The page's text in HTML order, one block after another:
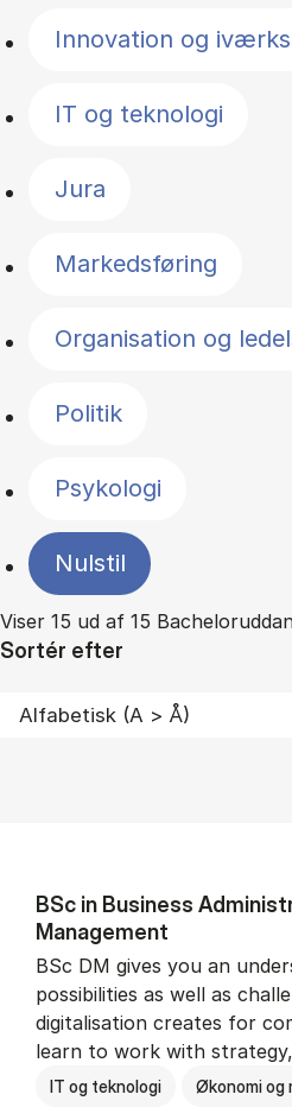
Innovation og
IT og teknologi
Jura
Markedsføring
Organisation og
Politik
Psykologi
Nulstil
Viser 15 ud af 15
Sortér efter
BSc in Busi­ness
Man­age­ment
BSc DM gives you an
possibilities as well as
digitalisation creates for
learn to work with
IT og teknologi Økonomi og